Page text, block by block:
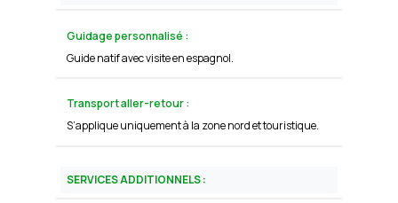
Guidage personnalisé :
Guide natif avec visite en espagnol.
Transport aller-retour :
S’applique uniquement à la zone nord et touristique.
SERVICES ADDITIONNELS :